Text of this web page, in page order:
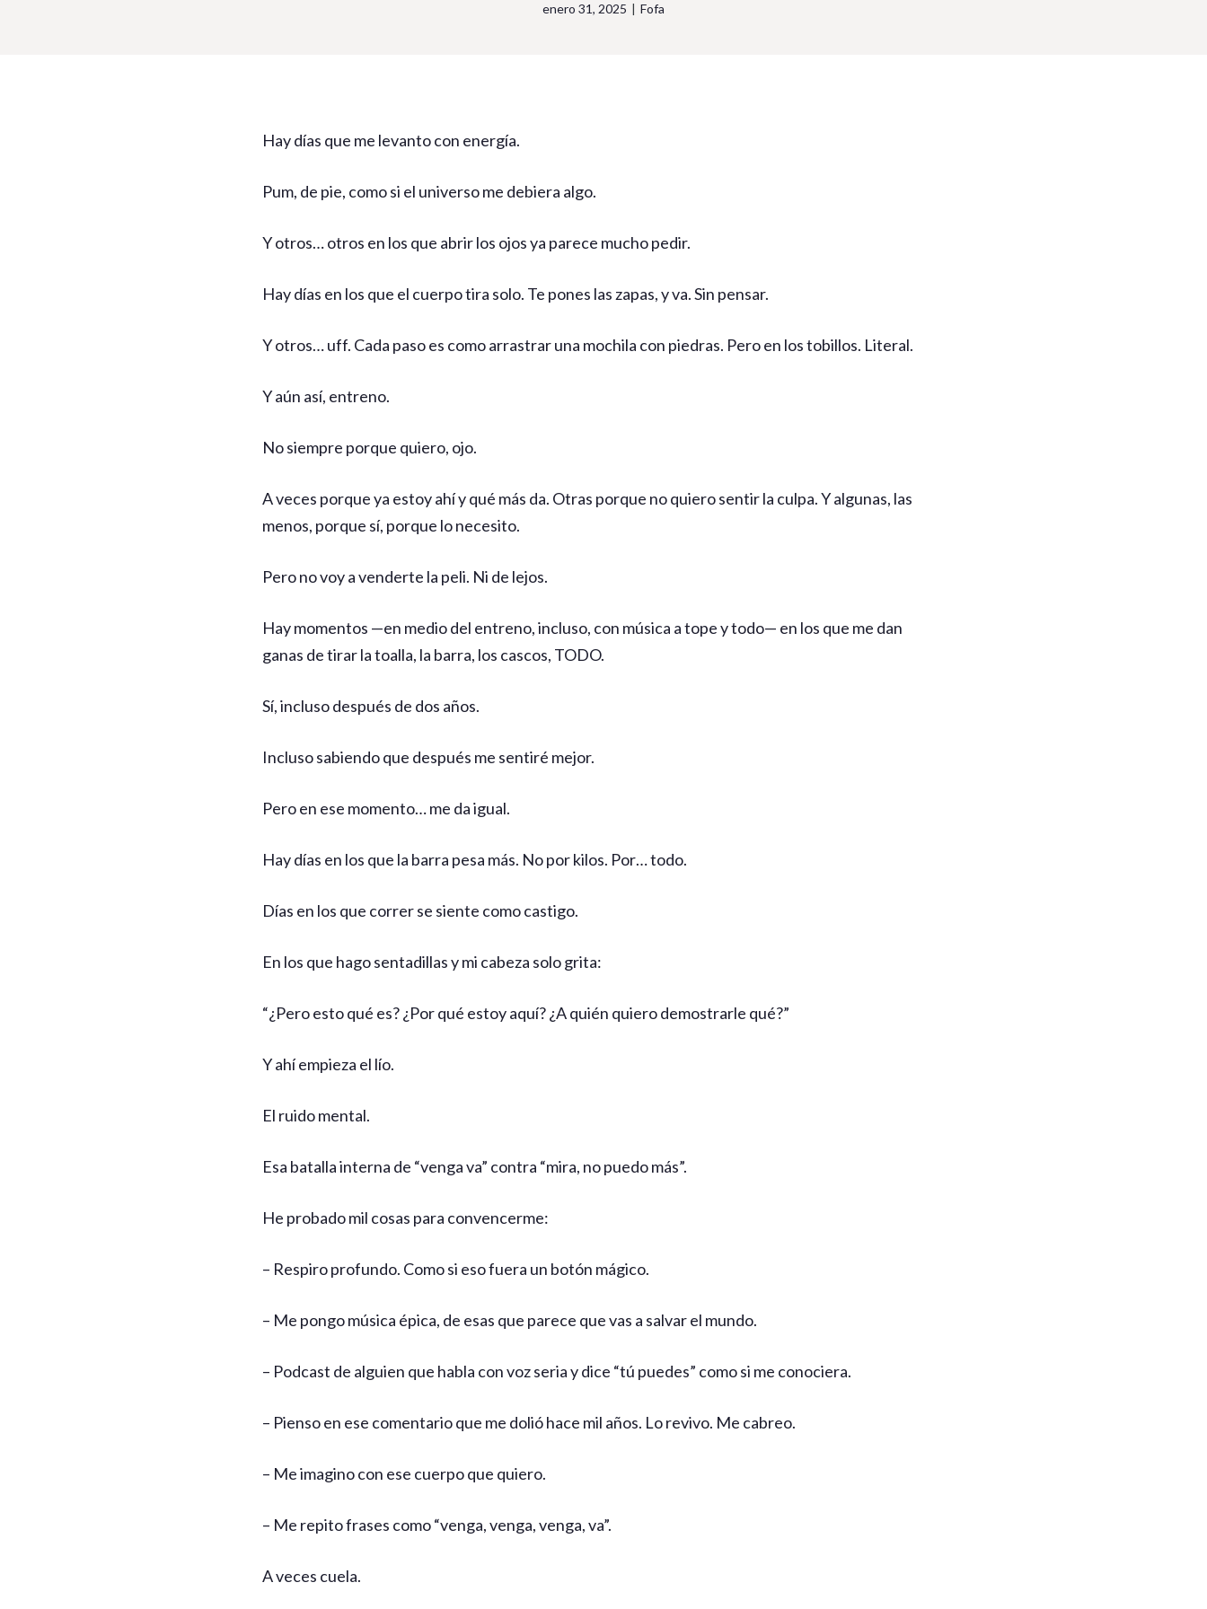
enero 31, 2025 | Fofa
Hay días que me levanto con energía.
Pum, de pie, como si el universo me debiera algo.
Y otros… otros en los que abrir los ojos ya parece mucho pedir.
Hay días en los que el cuerpo tira solo. Te pones las zapas, y va. Sin pensar.
Y otros… uff. Cada paso es como arrastrar una mochila con piedras. Pero en los tobillos. Literal.
Y aún así, entreno.
No siempre porque quiero, ojo.
A veces porque ya estoy ahí y qué más da. Otras porque no quiero sentir la culpa. Y algunas, las
menos, porque sí, porque lo necesito.
Pero no voy a venderte la peli. Ni de lejos.
Hay momentos —en medio del entreno, incluso, con música a tope y todo— en los que me dan
ganas de tirar la toalla, la barra, los cascos, TODO.
Sí, incluso después de dos años.
Incluso sabiendo que después me sentiré mejor.
Pero en ese momento… me da igual.
Hay días en los que la barra pesa más. No por kilos. Por… todo.
Días en los que correr se siente como castigo.
En los que hago sentadillas y mi cabeza solo grita:
“¿Pero esto qué es? ¿Por qué estoy aquí? ¿A quién quiero demostrarle qué?”
Y ahí empieza el lío.
El ruido mental.
Esa batalla interna de “venga va” contra “mira, no puedo más”.
He probado mil cosas para convencerme:
– Respiro profundo. Como si eso fuera un botón mágico.
– Me pongo música épica, de esas que parece que vas a salvar el mundo.
– Podcast de alguien que habla con voz seria y dice “tú puedes” como si me conociera.
– Pienso en ese comentario que me dolió hace mil años. Lo revivo. Me cabreo.
– Me imagino con ese cuerpo que quiero.
– Me repito frases como “venga, venga, venga, va”.
A veces cuela.